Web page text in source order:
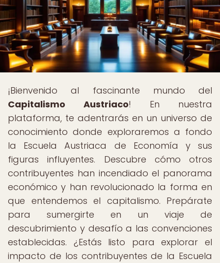
¡Bienvenido al fascinante mundo del
Capitalismo Austriaco! En nuestra
plataforma, te adentrarás en un universo de
conocimiento donde exploraremos a fondo
la Escuela Austriaca de Economía y sus
figuras influyentes. Descubre cómo otros
contribuyentes han incendiado el panorama
económico y han revolucionado la forma en
que entendemos el capitalismo. Prepárate
para sumergirte en un viaje de
descubrimiento y desafío a las convenciones
establecidas. ¿Estás listo para explorar el
impacto de los contribuyentes de la Escuela